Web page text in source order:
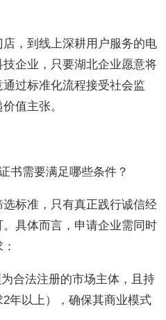
，到线上深耕用户服务的电
企业，只要湖北企业愿意将
过标准化流程接受社会监
值主张。
书需要满足哪些条件？
标准，只有真正践行诚信经
具体而言，申请企业需同时
合法注册的市场主体，且持
年以上），确保其商业模式